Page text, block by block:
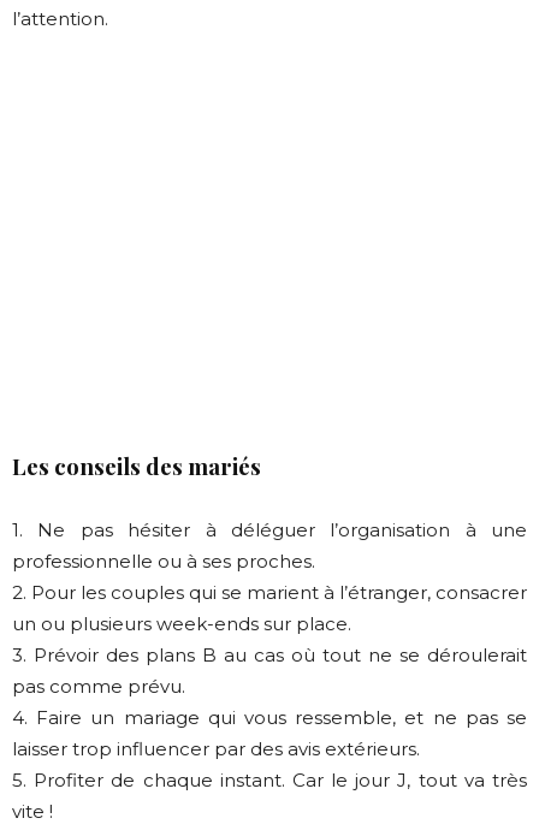
l’attention.
Les conseils des mariés
1. Ne pas hésiter à déléguer l’organisation à une
professionnelle ou à ses proches.
2. Pour les couples qui se marient à l’étranger, consacrer
un ou plusieurs week-ends sur place.
3. Prévoir des plans B au cas où tout ne se déroulerait
pas comme prévu.
4. Faire un mariage qui vous ressemble, et ne pas se
laisser trop influencer par des avis extérieurs.
5. Profiter de chaque instant. Car le jour J, tout va très
vite !